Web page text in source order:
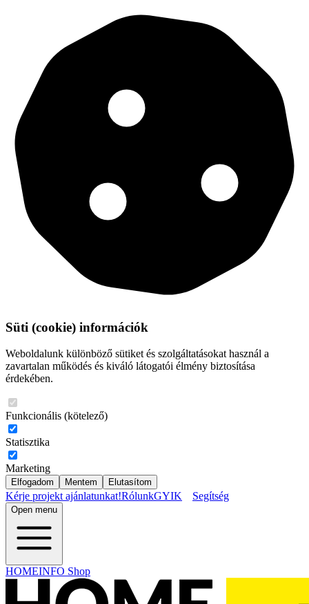
Süti (cookie) információk
Weboldalunk különböző sütiket és szolgáltatásokat használ a
zavartalan működés és kiváló látogatói élmény biztosítása
érdekében.
Funkcionális (kötelező)
Statisztika
Marketing
Elfogadom Mentem Elutasítom
Kérje projekt ajánlatunkat!RólunkGYIK Segítség
Open menu
HOMEINFO Shop